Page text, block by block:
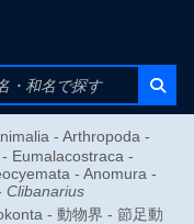
- Arthropoda -
Eumalacostraca -
- Anomura -
Clibanarius
- 動物界 - 節足動